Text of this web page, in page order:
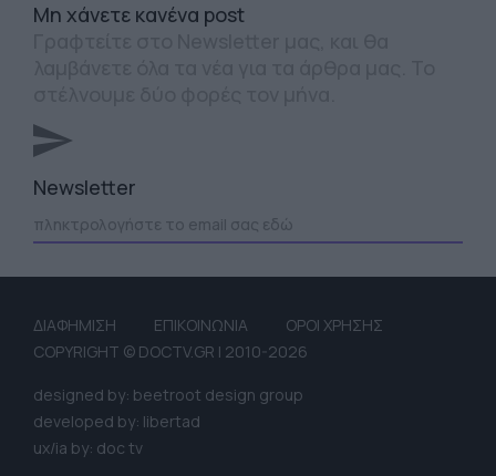
Mη χάνετε κανένα post
Newsletter
ΔΙΑΦΗΜΙΣΗ ΕΠΙΚΟΙΝΩΝΙΑ
ΟΡΟΙ ΧΡΗΣΗΣ
COPYRIGHT © DOCTV.GR | 2010-2026
designed by: beetroot design group
developed by: libertad
ux/ia by: doc tv